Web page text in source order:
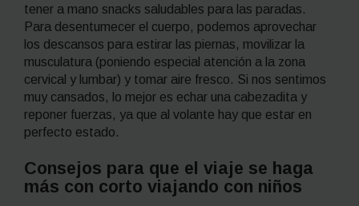
tener a mano snacks saludables para las paradas.
Para desentumecer el cuerpo, podemos aprovechar
los descansos para estirar las piernas, movilizar la
musculatura (poniendo especial atención a la zona
cervical y lumbar) y tomar aire fresco. Si nos sentimos
muy cansados, lo mejor es echar una cabezadita y
reponer fuerzas, ya que al volante hay que estar en
perfecto estado.
Consejos para que el viaje se haga
más con corto viajando con niños